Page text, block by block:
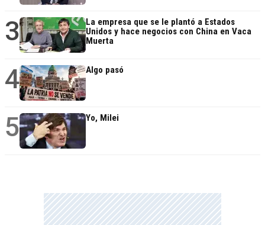
3
La empresa que se le plantó a Estados
Unidos y hace negocios con China en Vaca
Muerta
4 Algo pasó
5 Yo, Milei